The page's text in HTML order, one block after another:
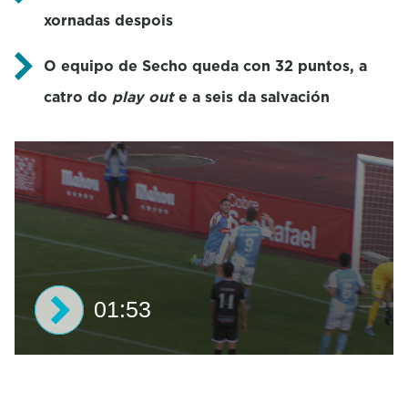
xornadas despois
O equipo de Secho queda con 32 puntos, a
catro do play oute a seis da salvación
01:53